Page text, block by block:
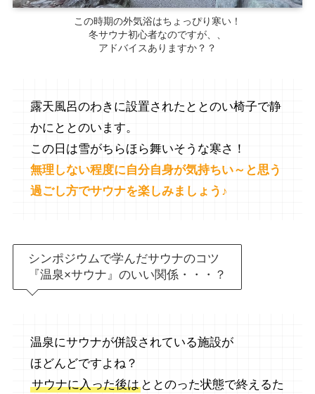
この時期の外気浴はちょっぴり寒い！
冬サウナ初心者なのですが、、
アドバイスありますか？？
露天風呂のわきに設置されたととのい椅子で静
かにととのいます。
この日は雪がちらほら舞いそうな寒さ！
無理しない程度に自分自身が気持ちい～と思う
過ごし方でサウナを楽しみましょう♪
シンポジウムで学んだサウナのコツ
『温泉×サウナ』のいい関係・・・？
温泉にサウナが併設されている施設が
ほどんどですよね？
サウナに入った後は ととのった状態で終えるた